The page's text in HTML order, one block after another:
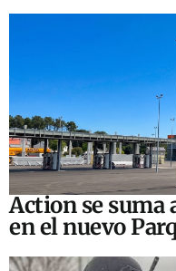
Action se suma
en el nuevo